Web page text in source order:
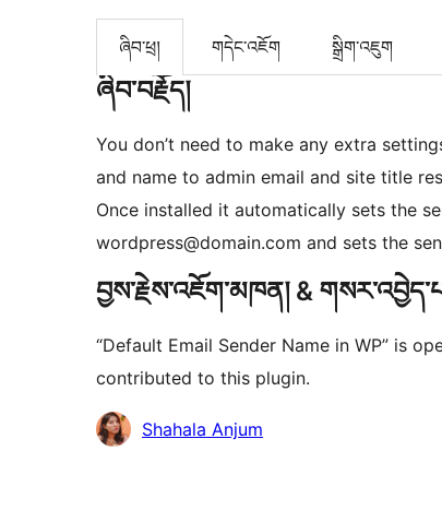
ཞིབ་ཕྲ། གདེང་འཇོག སྒྲིག་འཇུག
ཞིབ་བརྗོད།
You don’t need to make any extra
and name to admin email and site title
Once installed it automatically sets the
wordpress@domain.com and sets the
བྱས་རྗེས་འཇོག་མཁན། &
“Default Email Sender Name in WP” is
contributed to this plugin.
བྱས་
Shahala Anjum